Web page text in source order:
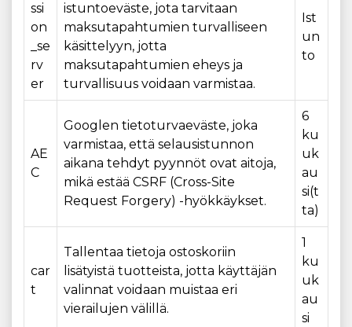
ssi
on
_se
rv
er
istuntoeväste, jota tarvitaan
maksutapahtumien turvalliseen
käsittelyyn, jotta
maksutapahtumien eheys ja
turvallisuus voidaan varmistaa.
Ist
un
to
AE
C
Googlen tietoturvaeväste, joka
varmistaa, että selausistunnon
aikana tehdyt pyynnöt ovat aitoja,
mikä estää CSRF (Cross-Site
Request Forgery) -hyökkäykset.
6
ku
uk
au
si(t
ta)
car
t
Tallentaa tietoja ostoskoriin
lisätyistä tuotteista, jotta käyttäjän
valinnat voidaan muistaa eri
vierailujen välillä.
1
ku
uk
au
si